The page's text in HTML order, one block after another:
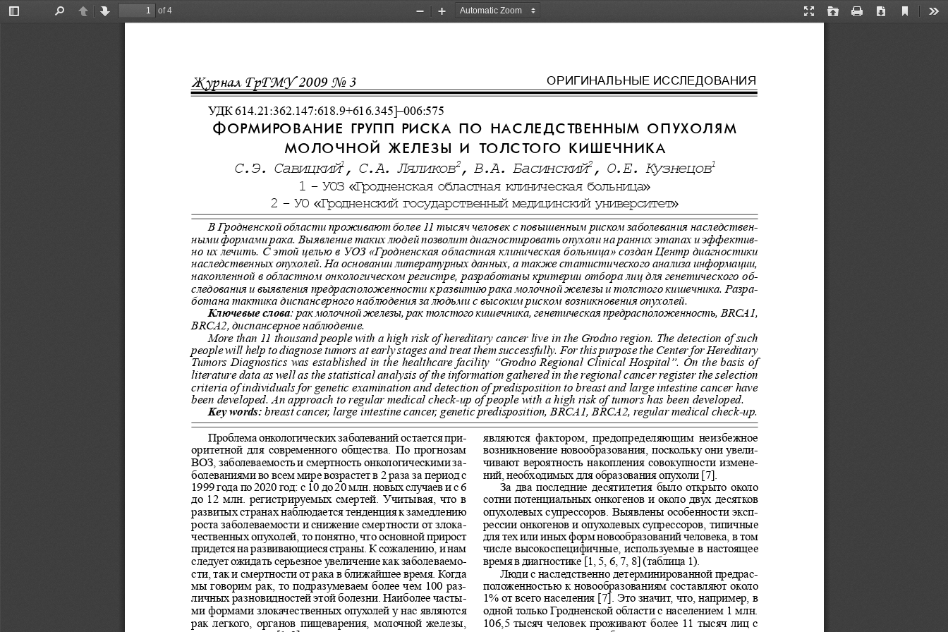
Toggle
PreviousNext
of 4
Presentation
Open Print Download
Current
Zoom
Zoom
Журнал ГрГМУ 2009 No 3 ОРИГИНАЛЬНЫЕ ИССЛЕДОВАНИЯ
Проблема онкологических заболеваний остается при-
оритетной для современного общества. По прогнозам
ВОЗ, заболеваемость и смертность онкологическими за-
болеваниями во всем мире возрастет в 2 раза за период с
1999 года по 2020 год: с 10 до 20 млн. новых случаев и с 6
до 12 млн. регистрируемых смертей. Учитывая, что в
развитых странах наблюдается тенденция к замедлению
роста заболеваемости и снижение смертности от злока-
чественных опухолей, то понятно, что основной прирост
придется на развивающиеся страны. К сожалению, и нам
следует ожидать серьезное увеличение как заболеваемо-
сти, так и смертности от рака в ближайшее время. Когда
мы говорим рак, то подразумеваем более чем 100 раз-
личных разновидностей этой болезни. Наиболее часты-
ми формами злокачественных опухолей у нас являются
рак легкого, органов пищеварения, молочной железы,
УДК 614.21:362.147:618.9+616.345]–006:575
ФОРМИРОВАНИЕ ГРУПП РИСКА ПО НАСЛЕДСТВЕННЫМ ОПУХОЛЯМ
МОЛОЧНОЙ ЖЕЛЕЗЫ И ТОЛСТОГО КИШЕЧНИКА
С.Э. Савицкий1, С.А. Ляликов2, В.А. Басинский2, О.Е. Кузнецов1
1 - УОЗ «Гродненская областная клиническая больница»
2 - УО «Гродненский государственный медицинский университет»
В Гродненской области проживают более 11 тысяч человек с повышенным риском заболевания наследствен-
ными формами рака. Выявление таких людей позволит диагностировать опухоли на ранних этапах и эффектив-
но их лечить. С этой целью в УОЗ «Гродненская областная клиническая больница» создан Центр диагностики
наследственных опухолей. На основании литературных данных, а также статистического анализа информации,
накопленной в областном онкологическом регистре, разработаны критерии отбора лиц для генетического об-
следования и выявления предрасположенности к развитию рака молочной железы и толстого кишечника. Разра-
ботана тактика диспансерного наблюдения за людьми с высоким риском возникновения опухолей.
Ключевые слова: рак молочной железы, рак толстого кишечника, генетическая предрасположенность, BRCA1,
BRCA2, диспансерное наблюдение.
More than 11 thousand people with a high risk of hereditary cancer live in the Grodno region. The detection of such
people will help to diagnose tumors at early stages and treat them successfully. For this purpose the Center for Hereditary
Tumors Diagnostics was established in the healthcare facility “Grodno Regional Clinical Hospital”. On the basis of
literature data as well as the statistical analysis of the information gathered in the regional cancer register the selection
criteria of individuals for genetic examination and detection of predisposition to breast and large intestine cancer have
been developed. An approach to regular medical check-up of people with a high risk of tumors has been developed.
Key words: breast cancer, large intestine cancer, genetic predisposition, BRCA1, BRCA2, regular medical check-up.
являются фактором, предопределяющим неизбежное
возникновение новообразования, поскольку они увели-
чивают вероятность накопления совокупности измене-
ний, необходимых для образования опухоли [7].
За два последние десятилетия было открыто около
сотни потенциальных онкогенов и около двух десятков
опухолевых супрессоров. Выявлены особенности эксп-
рессии онкогенов и опухолевых супрессоров, типичные
для тех или иных форм новообразований человека, в том
числе высокоспецифичные, используемые в настоящее
время в диагностике [1, 5, 6, 7, 8] (таблица 1).
Люди с наследственно детерминированной предрас-
положенностью к новообразованиям составляют около
1% от всего населения [7]. Это значит, что, например, в
одной только Гродненской области с населением 1 млн.
106,5 тысяч человек проживают более 11 тысяч лиц с